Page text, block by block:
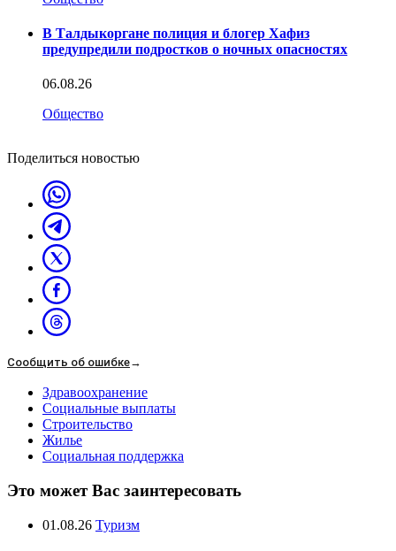
В Талдыкоргане полиция и блогер Хафиз
предупредили подростков о ночных опасностях
06.08.26
Общество
Поделиться новостью
Сообщить об ошибке→
Здравоохранение
Социальные выплаты
Строительство
Жилье
Социальная поддержка
Это может Вас заинтересовать
01.08.26 Туризм